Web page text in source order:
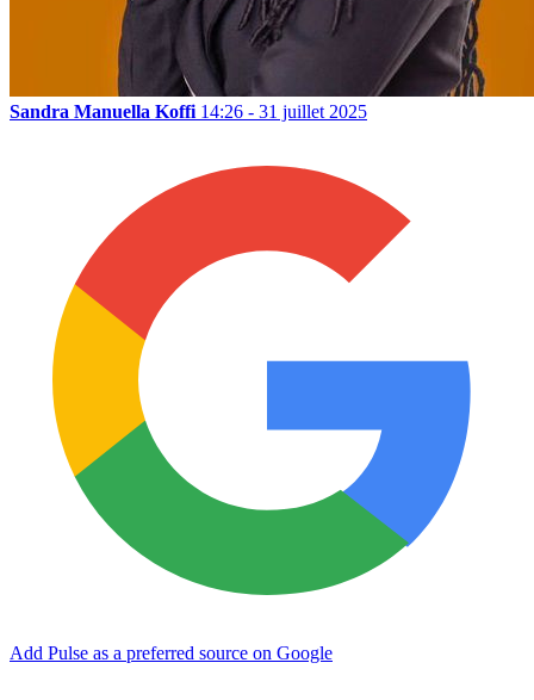
Sandra Manuella Koffi 14:26 - 31 juillet 2025
Add Pulse as a preferred source on Google